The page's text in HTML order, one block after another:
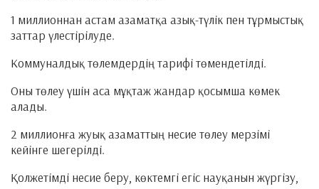
1 миллионнан астам азаматқа азық-түлік пен тұрмыстық
заттар үлестірілуде.
Коммуналдық төлемдердің тарифі төмендетілді.
Оны төлеу үшін аса мұқтаж жандар қосымша көмек
алады.
2 миллионға жуық азаматтың несие төлеу мерзімі
кейінге шегерілді.
Қолжетімді несие беру, көктемгі егіс науқанын жүргізу,